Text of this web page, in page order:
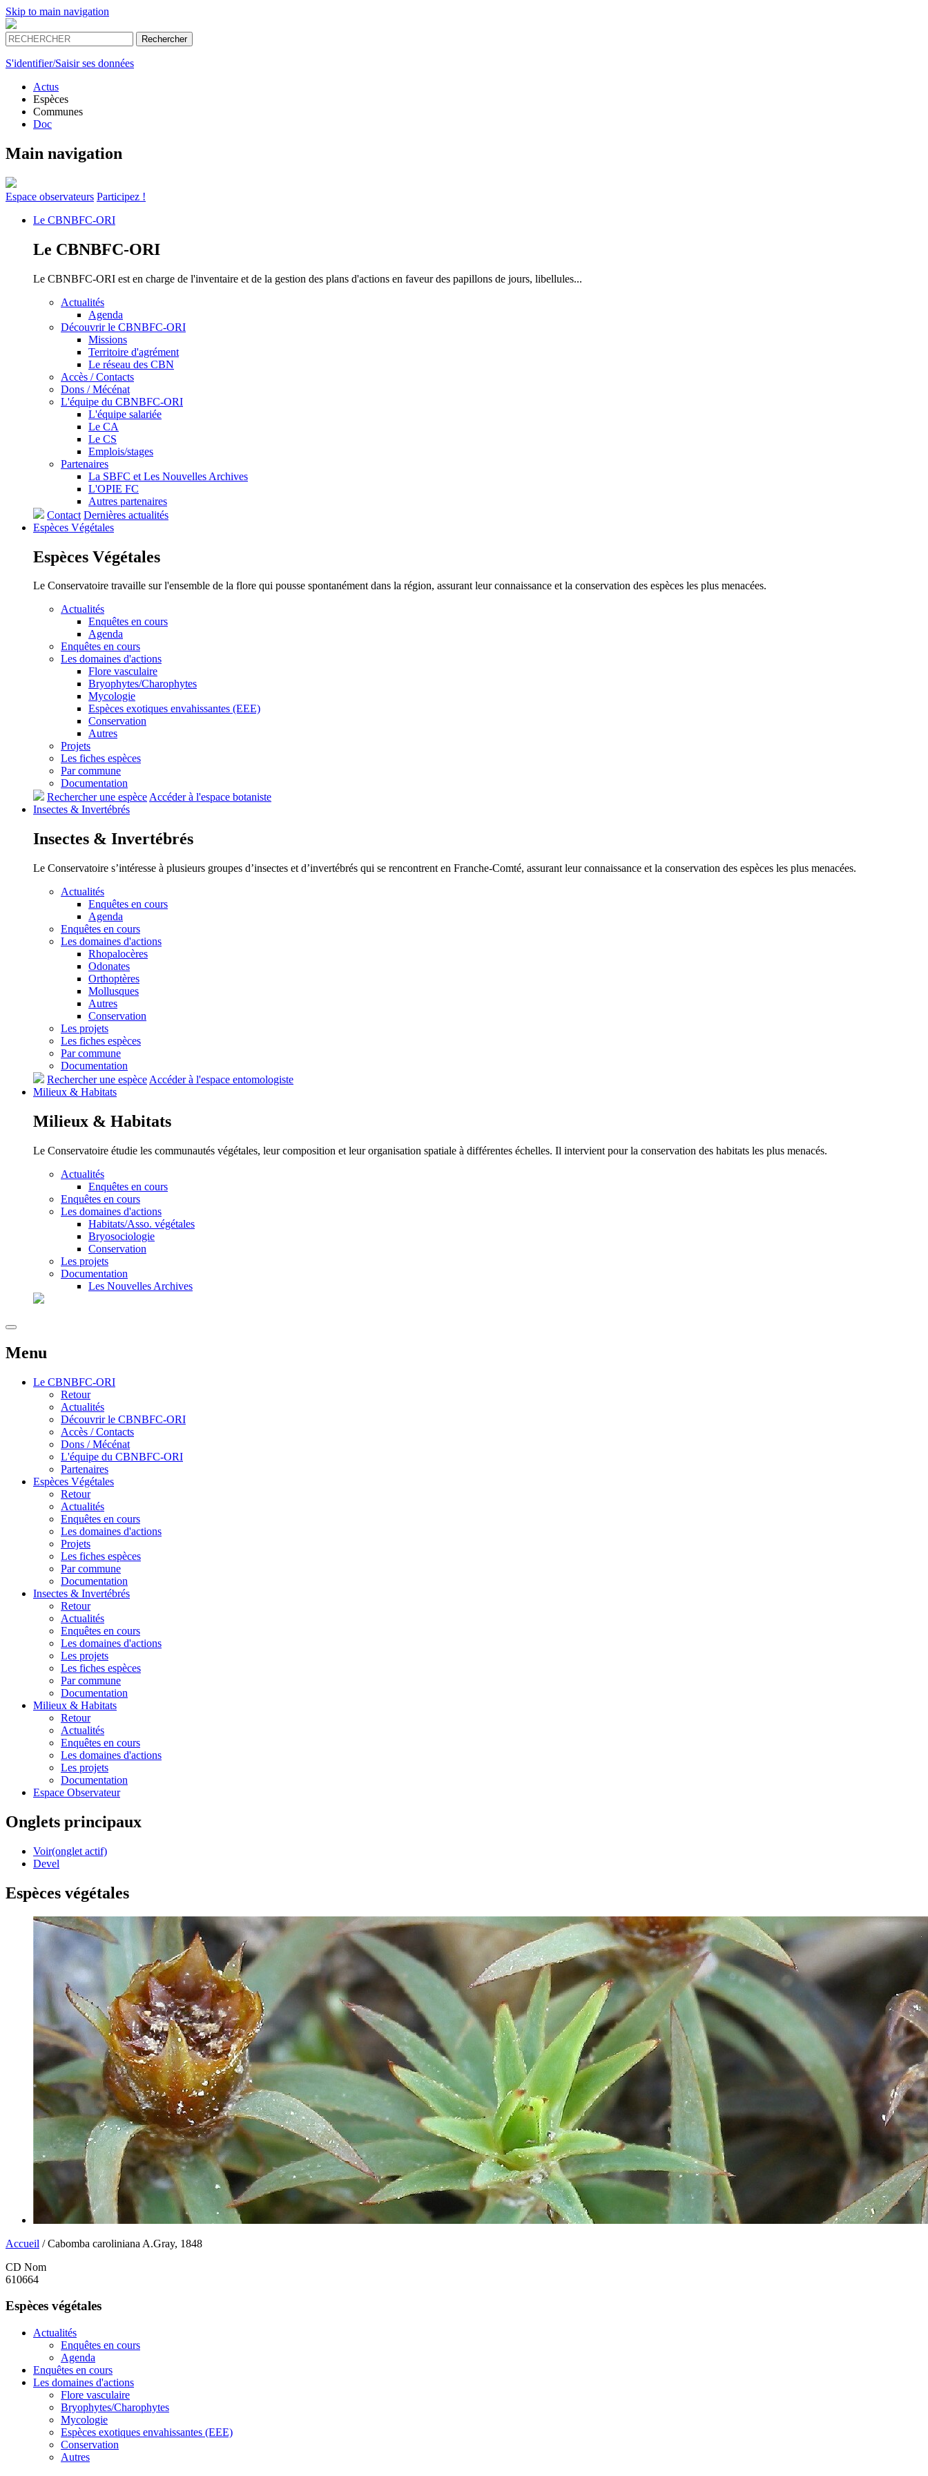
Skip to main navigation
S'identifier/Saisir ses données
Actus
Espèces
Communes
Doc
Main navigation
Espace observateurs Participez !
Le CBNBFC-ORI
Le CBNBFC-ORI
Le CBNBFC-ORI est en charge de l'inventaire et de la gestion des plans d'actions en faveur des papillons de jours, libellules...
Actualités
Agenda
Découvrir le CBNBFC-ORI
Missions
Territoire d'agrément
Le réseau des CBN
Accès / Contacts
Dons / Mécénat
L'équipe du CBNBFC-ORI
L'équipe salariée
Le CA
Le CS
Emplois/stages
Partenaires
La SBFC et Les Nouvelles Archives
L'OPIE FC
Autres partenaires
Contact Dernières actualités
Espèces Végétales
Espèces Végétales
Le Conservatoire travaille sur l'ensemble de la flore qui pousse spontanément dans la région, assurant leur connaissance et la conservation des espèces les plus menacées.
Actualités
Enquêtes en cours
Agenda
Enquêtes en cours
Les domaines d'actions
Flore vasculaire
Bryophytes/Charophytes
Mycologie
Espèces exotiques envahissantes (EEE)
Conservation
Autres
Projets
Les fiches espèces
Par commune
Documentation
Rechercher une espèceAccéder à l'espace botaniste
Insectes & Invertébrés
Insectes & Invertébrés
Le Conservatoire s’intéresse à plusieurs groupes d’insectes et d’invertébrés qui se rencontrent en Franche-Comté, assurant leur connaissance et la conservation des espèces les plus menacées.
Actualités
Enquêtes en cours
Agenda
Enquêtes en cours
Les domaines d'actions
Rhopalocères
Odonates
Orthoptères
Mollusques
Autres
Conservation
Les projets
Les fiches espèces
Par commune
Documentation
Rechercher une espèce Accéder à l'espace entomologiste
Milieux & Habitats
Milieux & Habitats
Le Conservatoire étudie les communautés végétales, leur composition et leur organisation spatiale à différentes échelles. Il intervient pour la conservation des habitats les plus menacés.
Actualités
Enquêtes en cours
Enquêtes en cours
Les domaines d'actions
Habitats/Asso. végétales
Bryosociologie
Conservation
Les projets
Documentation
Les Nouvelles Archives
Menu
Le CBNBFC-ORI
Retour
Actualités
Découvrir le CBNBFC-ORI
Accès / Contacts
Dons / Mécénat
L'équipe du CBNBFC-ORI
Partenaires
Espèces Végétales
Retour
Actualités
Enquêtes en cours
Les domaines d'actions
Projets
Les fiches espèces
Par commune
Documentation
Insectes & Invertébrés
Retour
Actualités
Enquêtes en cours
Les domaines d'actions
Les projets
Les fiches espèces
Par commune
Documentation
Milieux & Habitats
Retour
Actualités
Enquêtes en cours
Les domaines d'actions
Les projets
Documentation
Espace Observateur
Onglets principaux
Voir(onglet actif)
Devel
Espèces végétales
Accueil / Cabomba caroliniana A.Gray, 1848
CD Nom
610664
Espèces végétales
Actualités
Enquêtes en cours
Agenda
Enquêtes en cours
Les domaines d'actions
Flore vasculaire
Bryophytes/Charophytes
Mycologie
Espèces exotiques envahissantes (EEE)
Conservation
Autres